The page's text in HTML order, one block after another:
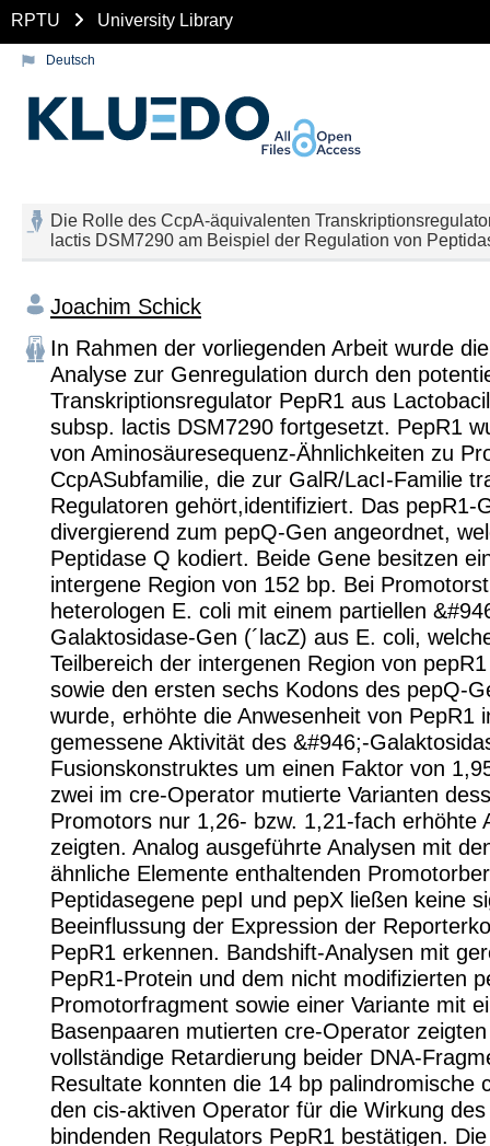
RPTU University Library
Deutsch
Die Rolle des CcpA-äquivalenten
lactis DSM7290 am Beispiel der Regulation von
Joachim Schick
In Rahmen der vorliegenden Arbeit wurde
Analyse zur Genregulation durch den
Transkriptionsregulator PepR1 aus
subsp. lactis DSM7290 fortgesetzt. PepR1
von Aminosäuresequenz-Ähnlichkeiten zu
CcpASubfamilie, die zur GalR/LacI-Familie
Regulatoren gehört,identifiziert. Das pepR1-
divergierend zum pepQ-Gen angeordnet,
Peptidase Q kodiert. Beide Gene besitzen
intergene Region von 152 bp. Bei
heterologen E. coli mit einem partiellen
Galaktosidase-Gen (´lacZ) aus E. coli,
Teilbereich der intergenen Region von
sowie den ersten sechs Kodons des pepQ-
wurde, erhöhte die Anwesenheit von PepR1
gemessene Aktivität des &#946;-
Fusionskonstruktes um einen Faktor von
zwei im cre-Operator mutierte Varianten
Promotors nur 1,26- bzw. 1,21-fach erhöhte
zeigten. Analog ausgeführte Analysen mit
ähnliche Elemente enthaltenden
Peptidasegene pepI und pepX ließen keine
Beeinflussung der Expression der
PepR1 erkennen. Bandshift-Analysen mit
PepR1-Protein und dem nicht modifizierten
Promotorfragment sowie einer Variante mit
Basenpaaren mutierten cre-Operator
vollständige Retardierung beider DNA-
Resultate konnten die 14 bp palindromische
den cis-aktiven Operator für die Wirkung
bindenden Regulators PepR1 bestätigen.